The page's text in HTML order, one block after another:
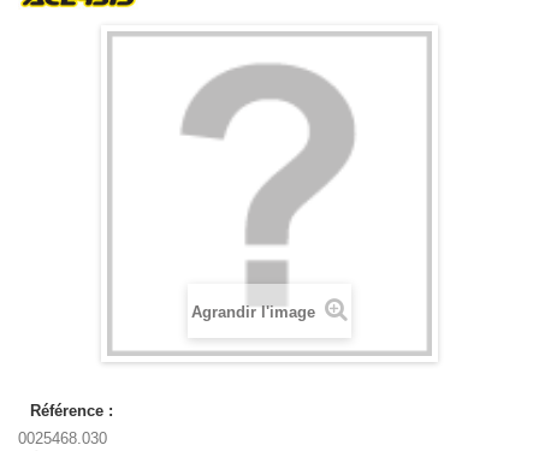
Agrandir l'image
Référence :
0025468.030